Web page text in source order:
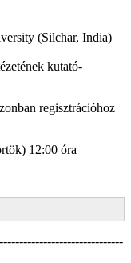
(Silchar, India)
kutató-
regisztrációhoz
12:00 óra